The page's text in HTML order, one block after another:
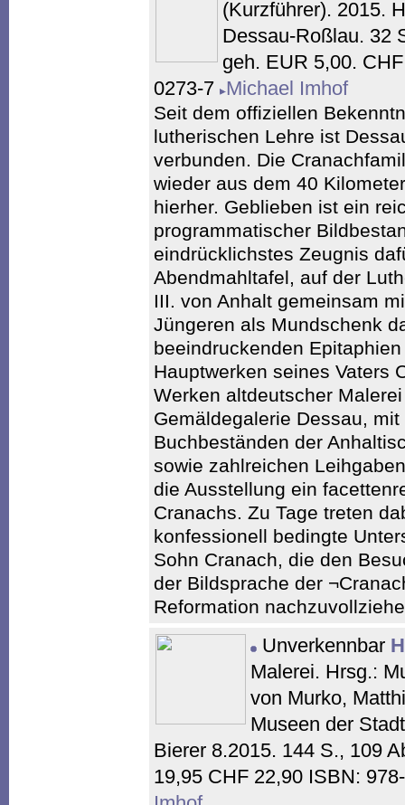
(Kurzführer). 2015.
Dessau-Roßlau. 32
geh. EUR 5,00.
0273-7 Michael Imhof
Seit dem offiziellen
lutherischen Lehre ist
verbunden. Die
wieder aus dem 40
hierher. Geblieben ist ein
programmatischer
eindrücklichstes Zeugnis
Abendmahltafel, auf der
III. von Anhalt gemeinsam
Jüngeren als Mundschenk
beeindruckenden
Hauptwerken seines Vaters
Werken altdeutscher
Gemäldegalerie Dessau,
Buchbeständen der
sowie zahlreichen
die Ausstellung ein
Cranachs. Zu Tage treten
konfessionell bedingte
Sohn Cranach, die den
der Bildsprache der
Reformation
Unverkennbar
Malerei. Hrsg.:
von Murko,
Museen der
Bierer 8.2015. 144 S., 109
19,95 CHF 22,90 ISBN: